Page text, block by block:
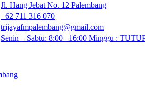
Jl. Hang Jebat No. 12 Palembang
+62 711 316 070
trijayafmpalembang@gmail.com
Senin – Sabtu: 8:00 –16:00 Minggu :